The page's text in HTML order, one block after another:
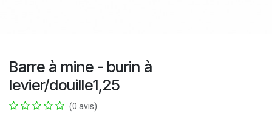
Barre à mine - burin à
levier/douille1,25
(0 avis)